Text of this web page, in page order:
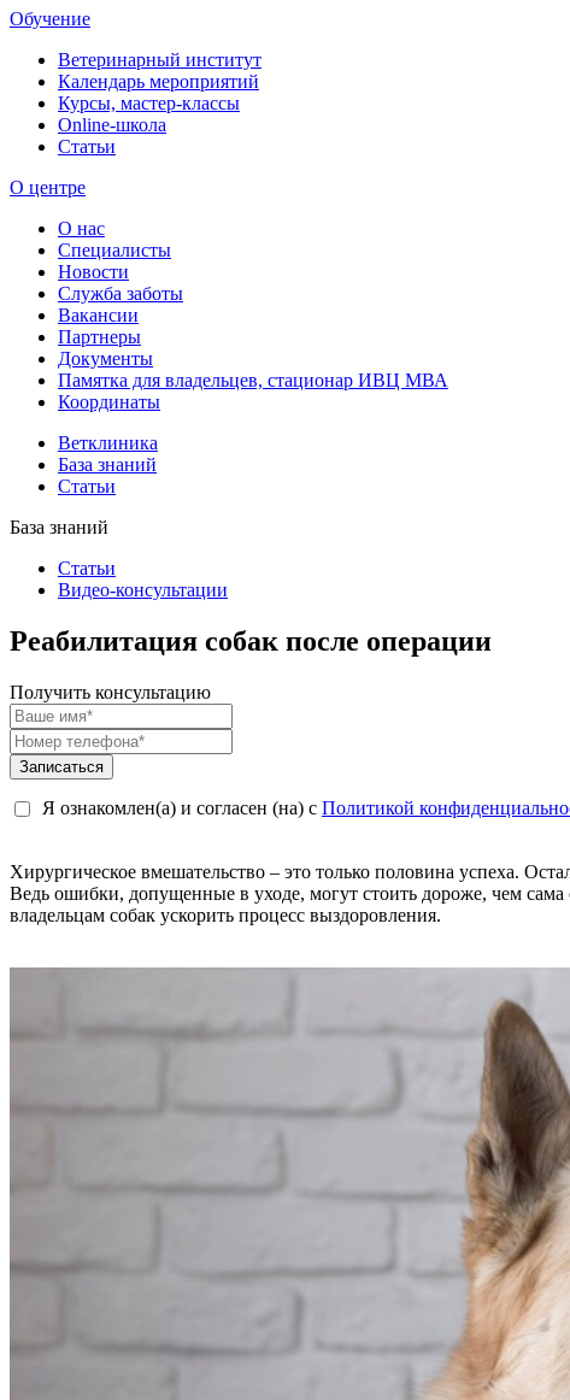
Обучение
Ветеринарный институт
Календарь мероприятий
Курсы, мастер-классы
Online-школа
Статьи
О центре
О нас
Специалисты
Новости
Служба заботы
Вакансии
Партнеры
Документы
Памятка для владельцев, стационар ИВЦ МВА
Координаты
Ветклиника
База знаний
Статьи
База знаний
Статьи
Видео-консультации
Реабилитация собак после операции
Получить консультацию
Записаться
Я ознакомлен(а) и согласен (на) с Политикой
Хирургическое вмешательство – это только половина успеха.
Ведь ошибки, допущенные в уходе, могут стоить дороже, чем
владельцам собак ускорить процесс выздоровления.